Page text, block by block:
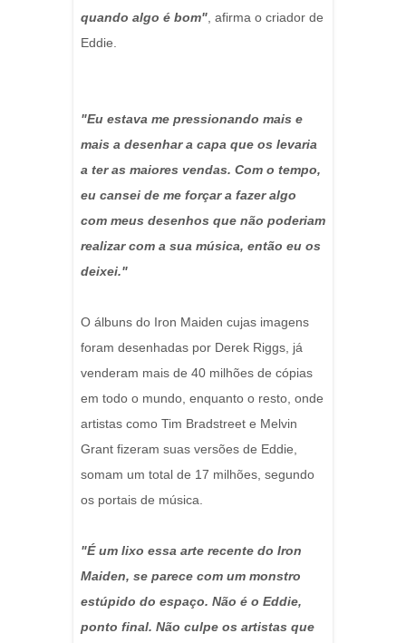
quando algo é bom" , afirma o criador de
Eddie.
"Eu estava me pressionando mais e
mais a desenhar a capa que os levaria
a ter as maiores vendas. Com o tempo,
eu cansei de me forçar a fazer algo
com meus desenhos que não poderiam
realizar com a sua música, então eu os
deixei."
O álbuns do Iron Maiden cujas imagens
foram desenhadas por Derek Riggs, já
venderam mais de 40 milhões de cópias
em todo o mundo, enquanto o resto, onde
artistas como Tim Bradstreet e Melvin
Grant fizeram suas versões de Eddie,
somam um total de 17 milhões, segundo
os portais de música.
"É um lixo essa arte recente do Iron
Maiden, se parece com um monstro
estúpido do espaço. Não é o Eddie,
ponto final. Não culpe os artistas que